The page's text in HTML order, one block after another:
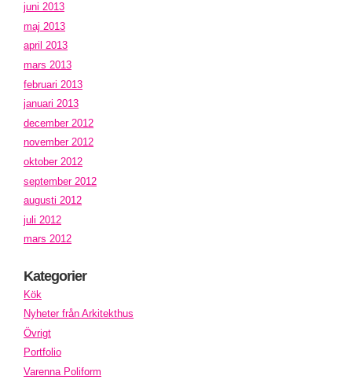
juni 2013
maj 2013
april 2013
mars 2013
februari 2013
januari 2013
december 2012
november 2012
oktober 2012
september 2012
augusti 2012
juli 2012
mars 2012
Kategorier
Kök
Nyheter från Arkitekthus
Övrigt
Portfolio
Varenna Poliform